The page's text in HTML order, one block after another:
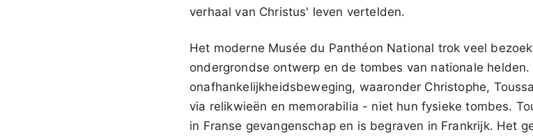
verhaal van Christus' leven vertelden.
Het moderne Musée du Panthéon National trok veel
ondergrondse ontwerp en de tombes van nationale
onafhankelijkheidsbeweging, waaronder Christophe,
via relikwieën en memorabilia - niet hun fysieke tombes.
in Franse gevangenschap en is begraven in Frankrijk. Het